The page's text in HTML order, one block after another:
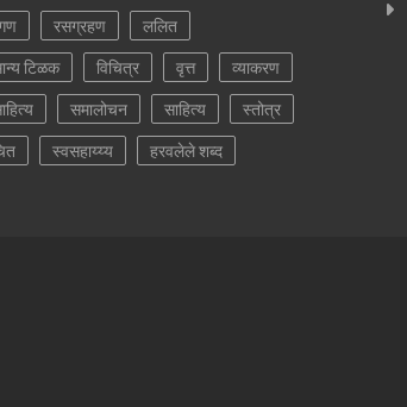
रसग्रहण
ललित
टिळक
विचित्र वृत्त
व्याकरण
समालोचन साहित्य
स्तोत्र
स्वसहाय्य्य हरवलेले शब्द